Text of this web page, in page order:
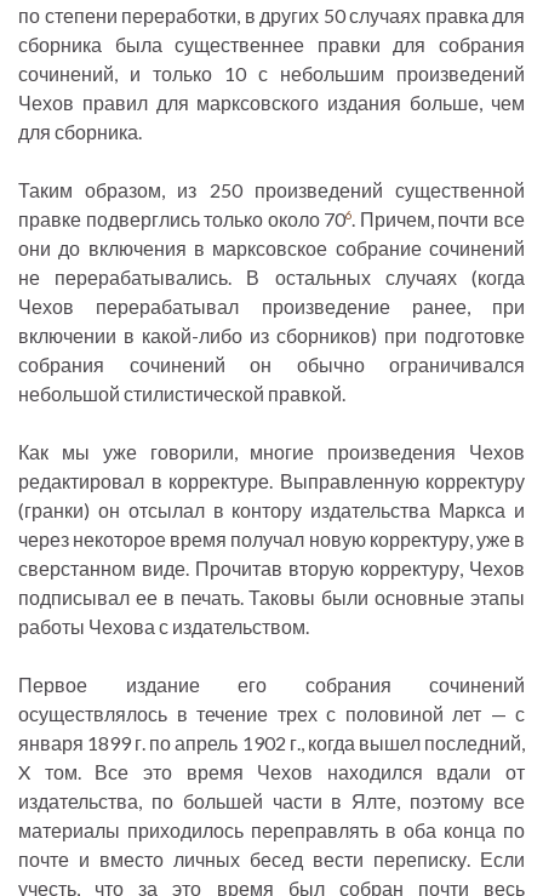
по степени переработки, в других 50 случаях правка для
сборника была существеннее правки для собрания
сочинений, и только 10 с небольшим произведений
Чехов правил для марксовского издания больше, чем
для сборника.
Таким образом, из 250 произведений существенной
правке подверглись только около 706. Причем, почти все
они до включения в марксовское собрание сочинений
не перерабатывались. В остальных случаях (когда
Чехов перерабатывал произведение ранее, при
включении в какой-либо из сборников) при подготовке
собрания сочинений он обычно ограничивался
небольшой стилистической правкой.
Как мы уже говорили, многие произведения Чехов
редактировал в корректуре. Выправленную корректуру
(гранки) он отсылал в контору издательства Маркса и
через некоторое время получал новую корректуру, уже в
сверстанном виде. Прочитав вторую корректуру, Чехов
подписывал ее в печать. Таковы были основные этапы
работы Чехова с издательством.
Первое издание его собрания сочинений
осуществлялось в течение трех с половиной лет — с
января 1899 г. по апрель 1902 г., когда вышел последний,
X том. Все это время Чехов находился вдали от
издательства, по большей части в Ялте, поэтому все
материалы приходилось переправлять в оба конца по
почте и вместо личных бесед вести переписку. Если
учесть, что за это время был собран почти весь